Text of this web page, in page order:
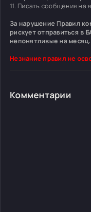
11. Писать сообщения на
За нарушение Правил
рискует отправиться в
непонятливые на месяц.
Незнание правил не
Комментарии